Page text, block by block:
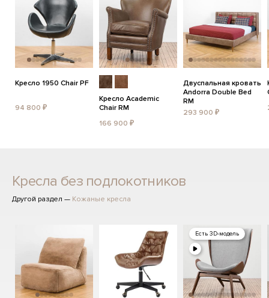
Кресло 1950 Chair PF
94 800 ₽
Кресло Academic
Chair RM
166 900 ₽
Двуспальная кровать
Andorra Double Bed
RM
293 900 ₽
Кресла без подлокотников
Другой раздел — Кожаные кресла
Есть 3D-модель